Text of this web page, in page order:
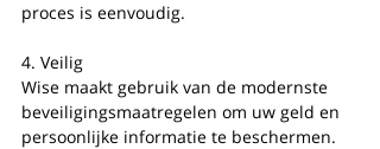
proces is eenvoudig.
4. Veilig
Wise maakt gebruik van de modernste
beveiligingsmaatregelen om uw geld en
persoonlijke informatie te beschermen.